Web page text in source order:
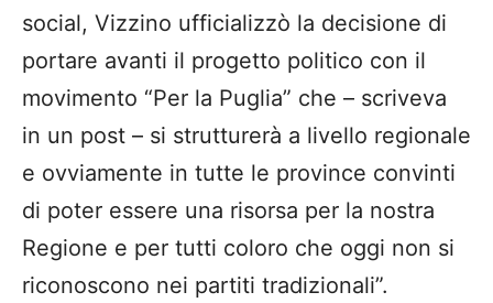
social, Vizzino ufficializzò la decisione di
portare avanti il progetto politico con il
movimento “Per la Puglia” che – scriveva
in un post – si strutturerà a livello regionale
e ovviamente in tutte le province convinti
di poter essere una risorsa per la nostra
Regione e per tutti coloro che oggi non si
riconoscono nei partiti tradizionali”.